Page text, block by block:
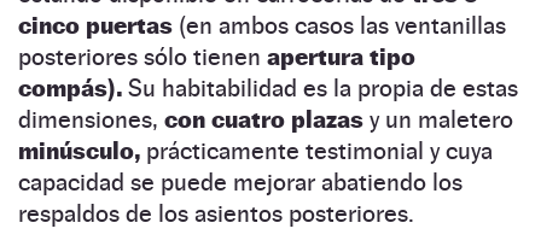
cinco puertas (en ambos casos las ventanillas
posteriores sólo tienen apertura tipo
compás). Su habitabilidad es la propia de estas
dimensiones, con cuatro plazas y un maletero
minúsculo, prácticamente testimonial y cuya
capacidad se puede mejorar abatiendo los
respaldos de los asientos posteriores.